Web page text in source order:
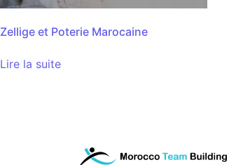
Zellige et Poterie Marocaine
Lire la suite